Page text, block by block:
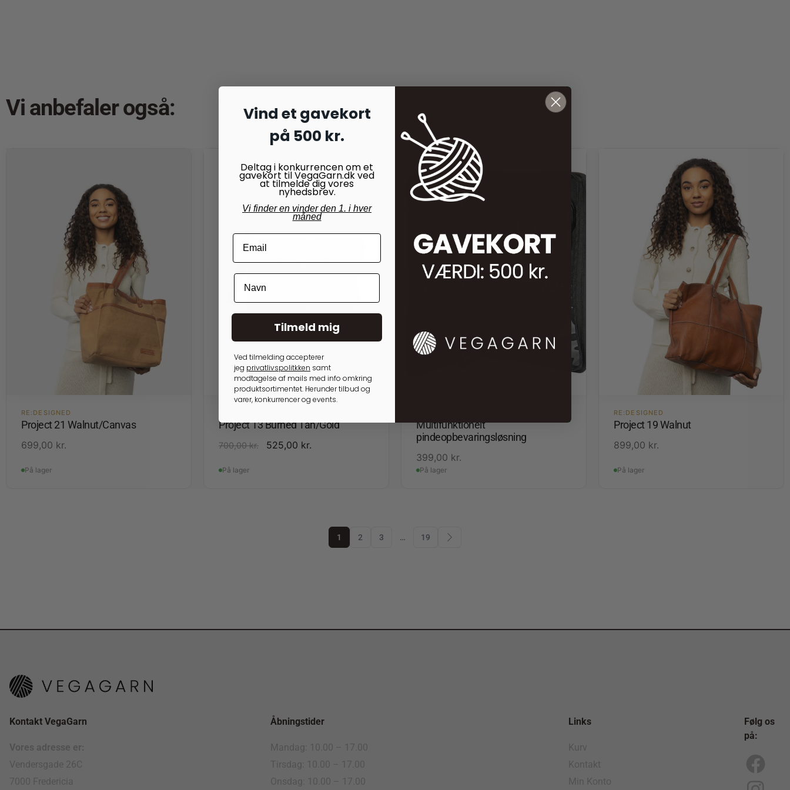
Vi anbefaler også:
RE:DESIGNED
Project 21 Walnut/Canvas
699,00 kr.
På lager
Project 13 Burned Tan/Gold
700,00kr. 525,00 kr.
På lager
Multifunktionelt
pindeopbevaringsløsning
399,00 kr.
På lager
RE:DESIGNED
Project 19 Walnut
899,00 kr.
På lager
1 2 3 … 19
Kontakt VegaGarn
Vores adresse er:
Vendersgade 26C
7000 Fredericia
Åbningstider
Mandag: 10.00 – 17.00
Tirsdag: 10.00 – 17.00
Onsdag: 10.00 – 17.00
Links
Kurv
Kontakt
Min Konto
Følg os
på:
F
I
Vind et gavekort
på 500 kr.
Deltag i konkurrencen om et
gavekort til VegaGarn.dk ved
at tilmelde dig vores
nyhedsbrev.
Vi finder en vinder den 1. i hver
måned
Tilmeld mig
Ved tilmelding accepterer
jeg privatlivspolitkken samt
modtagelse af mails med info omkring
produktsortimentet. Herunder tilbud og
varer, konkurrencer og events.